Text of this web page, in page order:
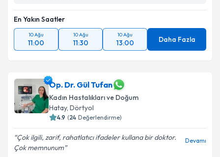
En Yakın Saatler
10 Ağu
11:00
10 Ağu
11:30
10 Ağu
13:00 Daha Fazla
Op. Dr. Gül Tufan
Kadın Hastalıkları ve Doğum
Hatay, Dörtyol
4.9 (24 Değerlendirme)
Çok ilgili, zarif, rahatlatıcı ifadeler kullana bir doktor.
Çok memnunum
Devamı